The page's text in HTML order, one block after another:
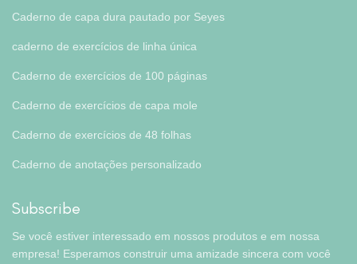
Caderno de capa dura pautado por Seyes
caderno de exercícios de linha única
Caderno de exercícios de 100 páginas
Caderno de exercícios de capa mole
Caderno de exercícios de 48 folhas
Caderno de anotações personalizado
Subscribe
Se você estiver interessado em nossos produtos e em nossa
empresa! Esperamos construir uma amizade sincera com você